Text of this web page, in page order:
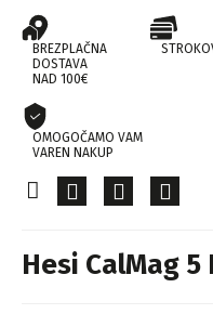
BREZPLAČNA
DOSTAVA
NAD 100€
OMOGOČAMO VAM
VAREN NAKUP
Hesi CalMag 5